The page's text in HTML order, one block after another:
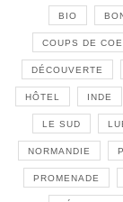
BIO
COUPS DE
DÉCOUVERTE
HÔTEL INDE
LE SUD
NORMANDIE
PROMENADE